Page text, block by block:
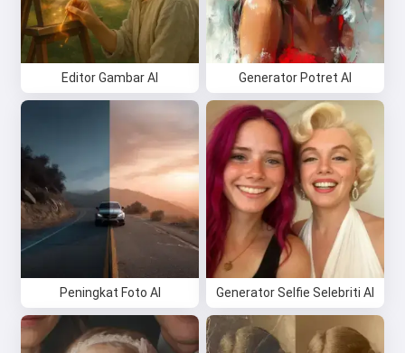
Editor Gambar AI Generator Potret AI
Peningkat Foto AI Generator Selfie Selebriti AI